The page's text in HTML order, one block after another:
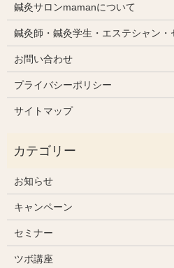
鍼灸サロンmamanについて
鍼灸師・鍼灸学生・エステシャン・
お問い合わせ
プライバシーポリシー
サイトマップ
お知らせ
キャンペーン
セミナー
ツボ講座